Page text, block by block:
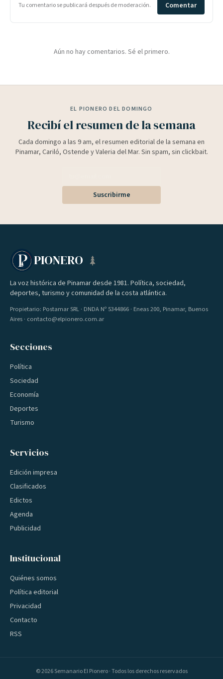
Tu comentario se publicará después de moderación. Comentar
Aún no hay comentarios. Sé el primero.
EL PIONERO DEL DOMINGO
Recibí el resumen de la semana
Cada domingo a las 9 am, el resumen editorial de la semana en
Pinamar, Cariló, Ostende y Valeria del Mar. Sin spam, sin clickbait.
Suscribirme
PIONERO
La voz histórica de Pinamar desde 1981. Política, sociedad,
deportes, turismo y comunidad de la costa atlántica.
Propietario: Postamar SRL · DNDA Nº 5344866 · Eneas 200, Pinamar, Buenos
Aires · contacto@elpionero.com.ar
Secciones
Política
Sociedad
Economía
Deportes
Turismo
Servicios
Edición impresa
Clasificados
Edictos
Agenda
Publicidad
Institucional
Quiénes somos
Política editorial
Privacidad
Contacto
RSS
©2026Semanario El Pionero · Todos los derechos reservados